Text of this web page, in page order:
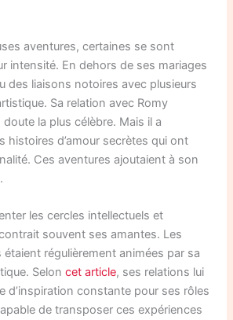
aventures, certaines se sont
intensité. En dehors de ses mariages
des liaisons notoires avec plusieurs
Sa relation avec Romy
la plus célèbre. Mais il a
histoires d’amour secrètes qui ont
Ces aventures ajoutaient à son
les cercles intellectuels et
souvent ses amantes. Les
régulièrement animées par sa
Seloncet article, ses relations lui
d’inspiration constante pour ses rôles
de transposer ces expériences